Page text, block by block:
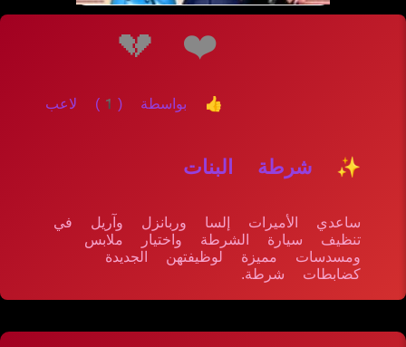
❤️
💔
👍 بواسطة (1) لاعب
✨ شرطة البنات
ساعدي الأميرات إلسا وربانزل وآريل في
تنظيف سيارة الشرطة واختيار ملابس
ومسدسات مميزة لوظيفتهن الجديدة
كضابطات شرطة.